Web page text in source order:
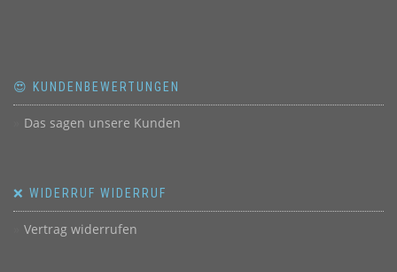
😍 KUNDENBEWERTUNGEN
Das sagen unsere Kunden
❌ WIDERRUF WIDERRUF
Vertrag widerrufen